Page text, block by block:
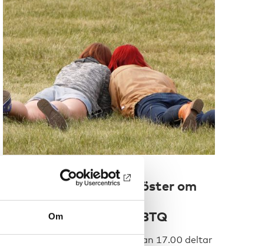
Om
Bryt tabut: Nordiska röster om
sexuella rättigheter,
funktionshinder och HBTQ
Onsdagen den 1 augusti klockan 17.00 deltar